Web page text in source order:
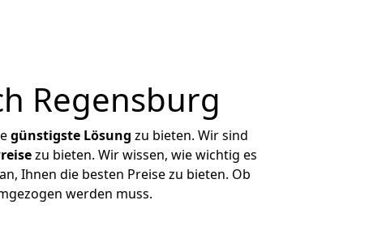
Regensburg
günstigste Lösung zu bieten. Wir sind
zu bieten. Wir wissen, wie wichtig es
Ihnen die besten Preise zu bieten. Ob
werden muss.